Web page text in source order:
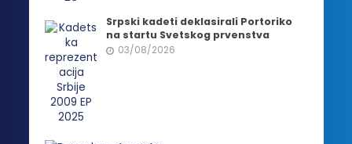
Srpski kadeti deklasirali Portoriko
na startu Svetskog prvenstva
03/08/2026